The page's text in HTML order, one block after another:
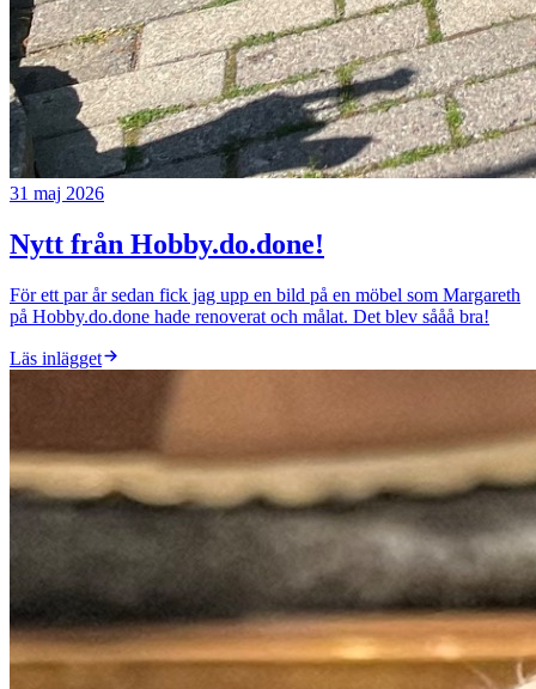
31 maj 2026
Nytt från Hobby.do.done!
För ett par år sedan fick jag upp en bild på en möbel som Margareth
på Hobby.do.done hade renoverat och målat. Det blev sååå bra!
Läs inlägget